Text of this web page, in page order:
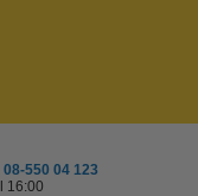
550 04 123
16:00